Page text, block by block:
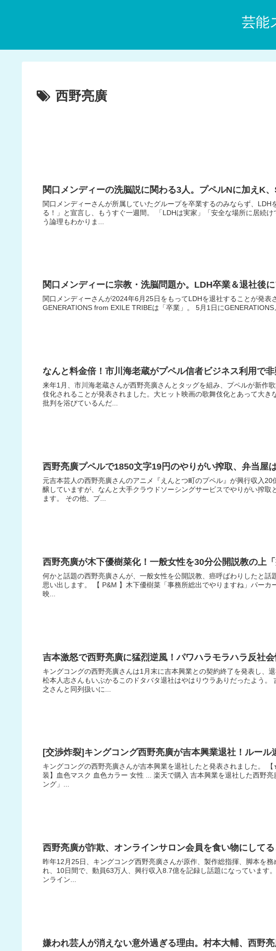
芸能
西野亮廣
関口メンディーの洗脳説に関わる3人。プペルNに加えK
関口メンディーさんが所属していたグループを卒業するのみならず、LDH
る！」と宣言し、もうすぐ一週間。 「LDHは実家」「安全な場所に居続
う論理もわかりま...
関口メンディーに宗教・洗脳問題か。LDH卒業＆退社後
関口メンディーさんが2024年6月25日をもってLDHを退社することが発表
GENERATIONS from EXILE TRIBEは「卒業」。 5月1日に
なんと料金倍！市川海老蔵がプペル信者ビジネス利用で非
来年1月、市川海老蔵さんが西野亮廣さんとタッグを組み、プペルが新作
伎化されることが発表されました。大ヒット映画の歌舞伎化とあって大
批判を浴びているんだ...
西野亮廣プペルで1850文字19円のやりがい搾取、弁当屋
元吉本芸人の西野亮廣さんのアニメ『えんとつ町のプペル』が興行収入
醸していますが、なんと大手クラウドソーシングサービスでやりがい搾
ます。 その他、プ...
西野亮廣が木下優樹菜化！一般女性を30分公開説教の上
何かと話題の西野亮廣さんが、一般女性を公開説教、癌呼ばわりしたと
思い出します。 【 P&M 】木下優樹菜「事務所総出でやりますね」パー
映...
吉本激怒で西野亮廣に猛烈逆風！パワハラモラハラ反社
キングコングの西野亮廣さんは1月末に吉本興業との契約終了を発表し、
松本人志さんもいぶかるこのドタバタ退社はやはりウラありだったよう
之さんと同列扱いに...
[交渉炸裂]キングコング西野亮廣が吉本興業退社！ルール
キングコングの西野亮廣さんが吉本興業を退社したと発表されました。
装】血色マスク 血色カラー 女性 ... 楽天で購入 吉本興業を退社した西野
ング」...
西野亮廣が詐欺、オンラインサロン会員を食い物にして
昨年12月25日、キングコング西野亮廣さんが原作、製作総指揮、脚本を
れ、10日間で、動員63万人、興行収入8.7億を記録し話題になっています
ンライン...
嫌われ芸人が消えない意外過ぎる理由。村本大輔、西野